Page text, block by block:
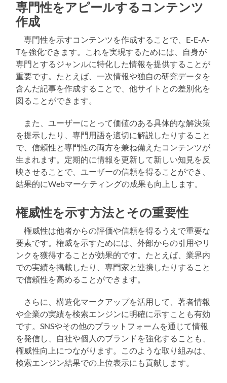
専門性をアピールするコンテンツ
作成
専門性を示すコンテンツを作成することで、E-E-A-
Tを強化できます。これを実現するためには、自身が
専門とするジャンルに特化した情報を提供することが
重要です。たとえば、一次情報や独自の研究データを
含んだ記事を作成することで、他サイトとの差別化を
図ることができます。
また、ユーザーにとって価値のある具体的な解決策
を提示したり、専門用語を適切に解説したりすること
で、信頼性と専門性の両方を兼ね備えたコンテンツが
生まれます。定期的に情報を更新して新しい知見を反
映させることで、ユーザーの信頼を得ることができ、
結果的にWebマーケティングの成果も向上します。
権威性を示す方法とその重要性
権威性は他者からの評価や信頼を得るうえで重要な
要素です。権威を示すためには、外部からの引用やリ
ンクを獲得することが効果的です。たとえば、業界内
での実績を掲載したり、専門家と連携したりすること
で信頼性を高めることができます。
さらに、構造化マークアップを活用して、著者情報
や企業の実績を検索エンジンに明確に示すことも有効
です。SNSやその他のプラットフォームを通じて情報
を発信し、自社や個人のブランドを強化することも、
権威性向上につながります。このような取り組みは、
検索エンジン結果での上位表示にも貢献します。